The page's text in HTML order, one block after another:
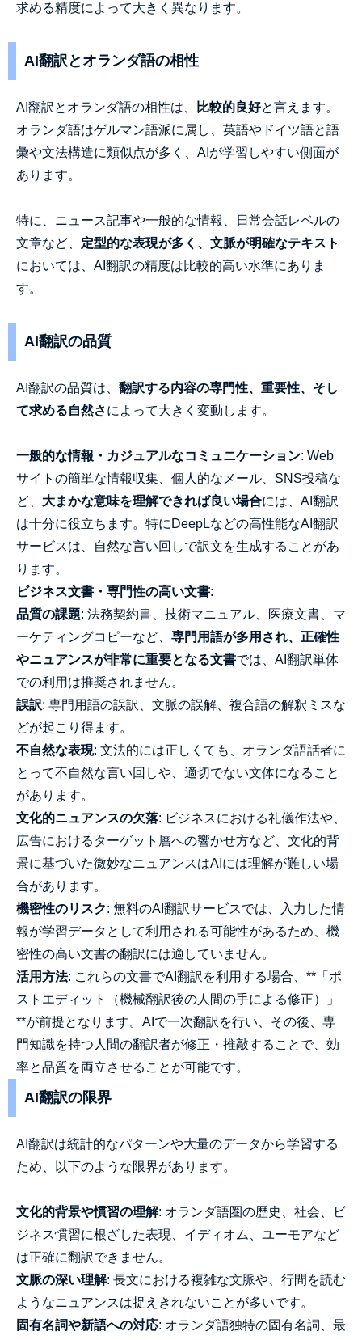
求める精度によって大きく異なります。
AI翻訳とオランダ語の相性
AI翻訳とオランダ語の相性は、 比較的良好と言えます。
オランダ語はゲルマン語派に属し、英語やドイツ語と語
彙や文法構造に類似点が多く、AIが学習しやすい側面が
あります。
特に、ニュース記事や一般的な情報、日常会話レベルの
文章など、 定型的な表現が多く、文脈が明確なテキスト
においては、AI翻訳の精度は比較的高い水準にありま
す。
AI翻訳の品質
AI翻訳の品質は、 翻訳する内容の専門性、重要性、そし
て求める自然さによって大きく変動します。
一般的な情報・カジュアルなコミュニケーション: Web
サイトの簡単な情報収集、個人的なメール、SNS投稿な
ど、 大まかな意味を理解できれば良い場合には、AI翻訳
は十分に役立ちます。特にDeepLなどの高性能なAI翻訳
サービスは、自然な言い回しで訳文を生成することがあ
ります。
ビジネス文書・専門性の高い文書:
品質の課題: 法務契約書、技術マニュアル、医療文書、マ
ーケティングコピーなど、 専門用語が多用され、正確性
やニュアンスが非常に重要となる文書では、AI翻訳単体
での利用は推奨されません。
誤訳: 専門用語の誤訳、文脈の誤解、複合語の解釈ミスな
どが起こり得ます。
不自然な表現: 文法的には正しくても、オランダ語話者に
とって不自然な言い回しや、適切でない文体になること
があります。
文化的ニュアンスの欠落: ビジネスにおける礼儀作法や、
広告におけるターゲット層への響かせ方など、文化的背
景に基づいた微妙なニュアンスはAIには理解が難しい場
合があります。
機密性のリスク: 無料のAI翻訳サービスでは、入力した情
報が学習データとして利用される可能性があるため、機
密性の高い文書の翻訳には適していません。
活用方法: これらの文書でAI翻訳を利用する場合、**「ポ
ストエディット（機械翻訳後の人間の手による修正）」
**が前提となります。AIで一次翻訳を行い、その後、専
門知識を持つ人間の翻訳者が修正・推敲することで、効
率と品質を両立させることが可能です。
AI翻訳の限界
AI翻訳は統計的なパターンや大量のデータから学習する
ため、以下のような限界があります。
文化的背景や慣習の理解: オランダ語圏の歴史、社会、ビ
ジネス慣習に根ざした表現、イディオム、ユーモアなど
は正確に翻訳できません。
文脈の深い理解: 長文における複雑な文脈や、行間を読む
ようなニュアンスは捉えきれないことが多いです。
固有名詞や新語への対応: オランダ語独特の固有名詞、最